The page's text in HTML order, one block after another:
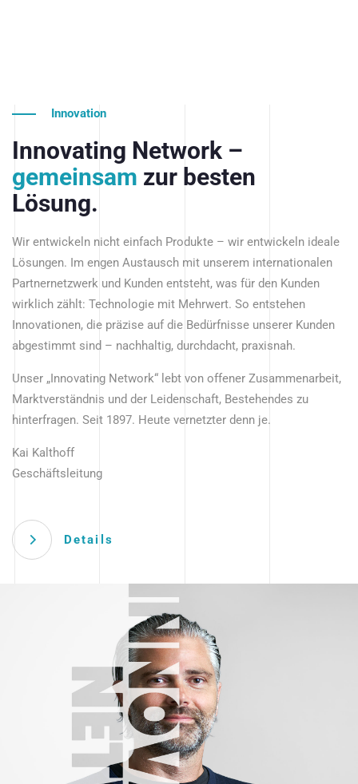
Innovation
Innovating Network –
gemeinsam zur besten
Lösung.
Wir entwickeln nicht einfach Produkte – wir entwickeln ideale
Lösungen. Im engen Austausch mit unserem internationalen
Partnernetzwerk und Kunden entsteht, was für den Kunden
wirklich zählt: Technologie mit Mehrwert. So entstehen
Innovationen, die präzise auf die Bedürfnisse unserer Kunden
abgestimmt sind – nachhaltig, durchdacht, praxisnah.
Unser „Innovating Network“ lebt von offener Zusammenarbeit,
Marktverständnis und der Leidenschaft, Bestehendes zu
hinterfragen. Seit 1897. Heute vernetzter denn je.
Kai Kalthoff
Geschäftsleitung
Details